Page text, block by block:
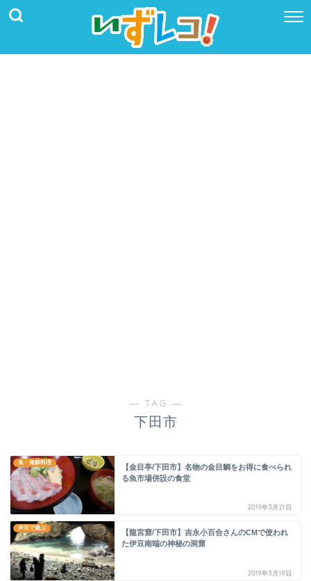
― TAG ―
下田市
魚・海鮮料理
【金目亭/下田市】名物の金目鯛をお得に食べられ
る魚市場併設の食堂
2019年3月21日
伊豆で遊ぶ
【龍宮窟/下田市】吉永小百合さんのCMで使われ
た伊豆南端の神秘の洞窟
2019年3月18日